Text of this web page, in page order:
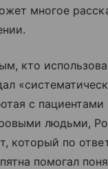
многое
кто
с пациентами
людьми,
который по
помогал